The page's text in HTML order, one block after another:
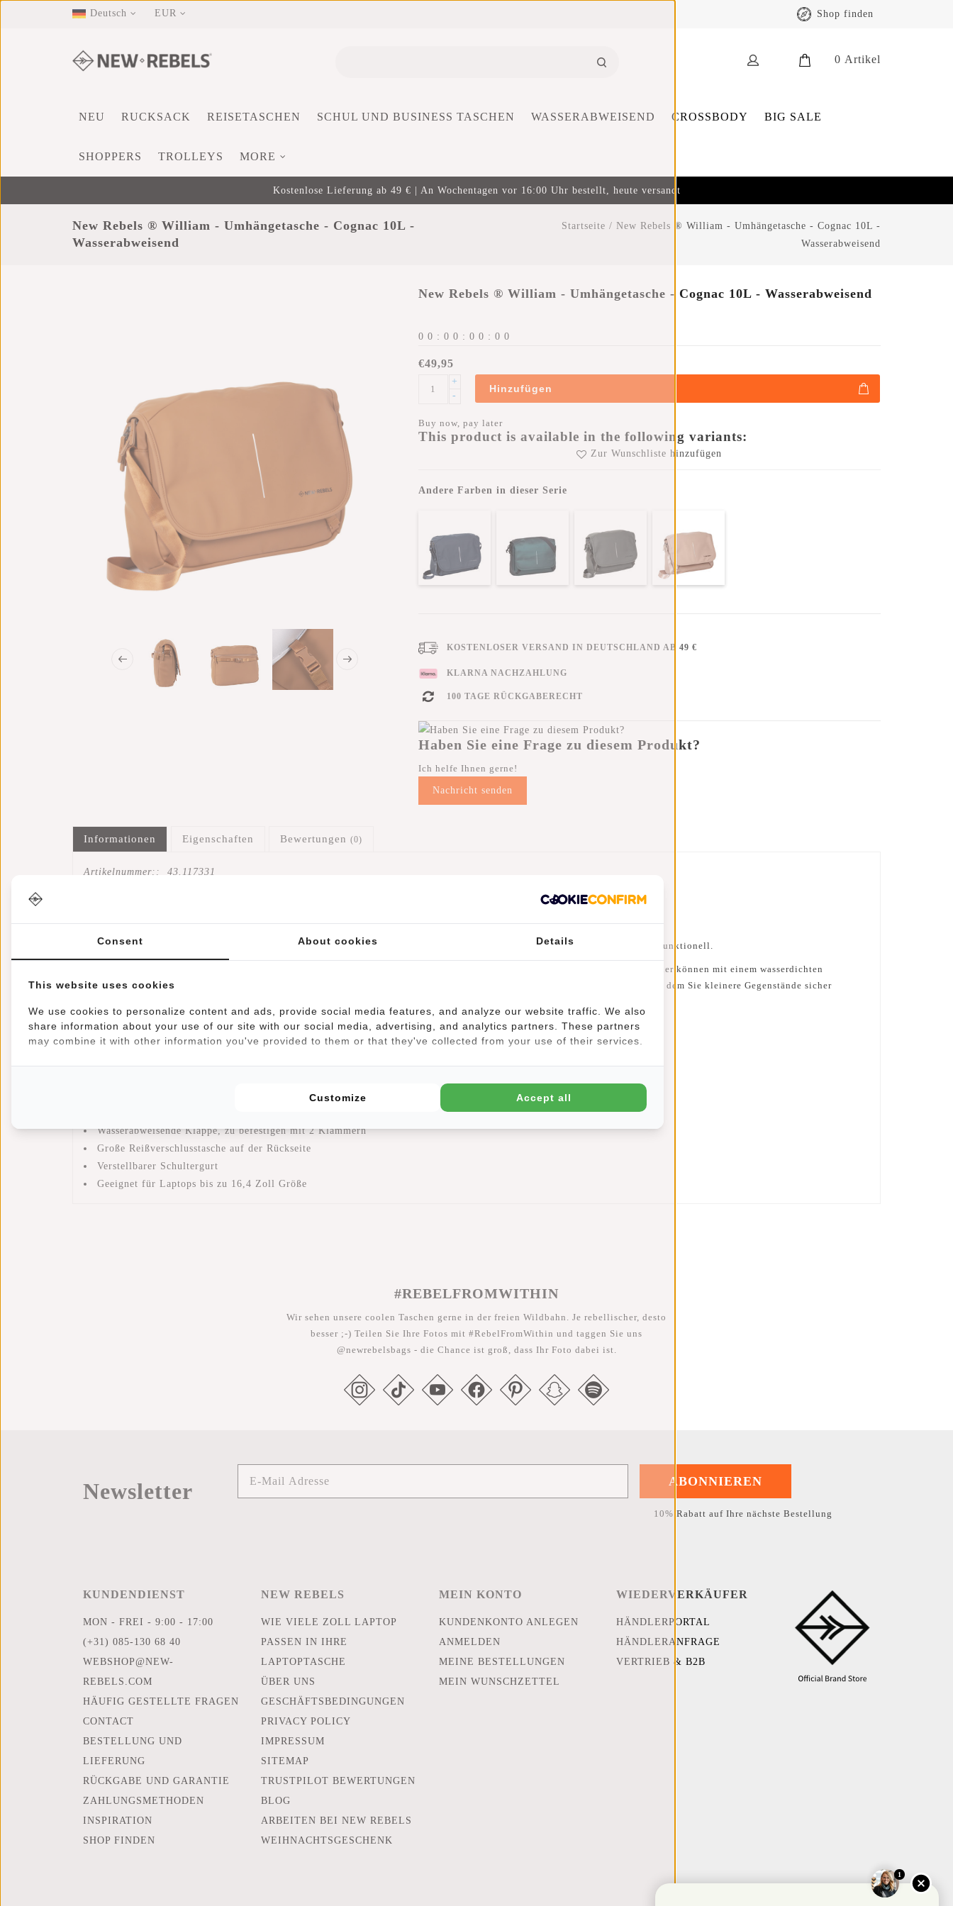
Deutsch EUR Shop finden
0 Artikel
NEU RUCKSACK REISETASCHEN SCHUL UND BUSINESS TASCHEN WASSERABWEISEND CROSSBODY BIG SALE
SHOPPERS TROLLEYS MORE
Kostenlose Lieferung ab 49 € | An Wochentagen vor 16:00 Uhr bestellt, heute versandt
New Rebels ® William - Umhängetasche - Cognac 10L -
Wasserabweisend
Startseite / New Rebels ® William - Umhängetasche - Cognac 10L -
Wasserabweisend
New Rebels ® William - Umhängetasche - Cognac 10L - Wasserabweisend
0 0 : 0 0 : 0 0 : 0 0
€49,95
+
-
Hinzufügen
Buy now, pay later
This product is available in the following variants:
Zur Wunschliste hinzufügen
Andere Farben in dieser Serie
KOSTENLOSER VERSAND IN DEUTSCHLAND AB 49 €
KLARNA NACHZAHLUNG
100 TAGE RÜCKGABERECHT
Haben Sie eine Frage zu diesem Produkt?
Ich helfe Ihnen gerne!
Nachricht senden
Informationen Eigenschaften Bewertungen (0)
Artikelnummer::
43.117331
Diese wasserabweisende New Rebels® William Schulter-/ Umhängetasche ist dank ihrer vielen bewahrungsmöglichkeiten super funktionell.
Die Tasche hat einen verstellbaren Schulterriemen, der lang genug ist, um die Tasche quer über den Körper zu tragen. Beide Fächer können mit einem wasserdichten
Reißverschluss und einer praktischen Klappe verschlossen werden. Im Hauptfach befinden sich 2 Taschen mit einem Stiftfach, in dem Sie kleinere Gegenstände sicher
Diese New Rebels® William Umhängetasche hat folgende Eigenschaften:
Hauptfach mit Reißverschluss und Klappe
Wasserabweisende Klappe, zu befestigen mit 2 Klammern
Große Reißverschlusstasche auf der Rückseite
Verstellbarer Schultergurt
Geeignet für Laptops bis zu 16,4 Zoll Größe
#REBELFROMWITHIN
Wir sehen unsere coolen Taschen gerne in der freien Wildbahn. Je rebellischer, desto
besser ;-) Teilen Sie Ihre Fotos mit #RebelFromWithin und taggen Sie uns
@newrebelsbags - die Chance ist groß, dass Ihr Foto dabei ist.
Newsletter ABONNIEREN
10% Rabatt auf Ihre nächste Bestellung
KUNDENDIENST
MON - FREI - 9:00 - 17:00
(+31) 085-130 68 40
WEBSHOP@NEW-
REBELS.COM
HÄUFIG GESTELLTE FRAGEN
CONTACT
BESTELLUNG UND
LIEFERUNG
RÜCKGABE UND GARANTIE
ZAHLUNGSMETHODEN
INSPIRATION
SHOP FINDEN
NEW REBELS
WIE VIELE ZOLL LAPTOP
PASSEN IN IHRE
LAPTOPTASCHE
ÜBER UNS
GESCHÄFTSBEDINGUNGEN
PRIVACY POLICY
IMPRESSUM
SITEMAP
TRUSTPILOT BEWERTUNGEN
BLOG
ARBEITEN BEI NEW REBELS
WEIHNACHTSGESCHENK
MEIN KONTO
KUNDENKONTO ANLEGEN
ANMELDEN
MEINE BESTELLUNGEN
MEIN WUNSCHZETTEL
WIEDERVERKÄUFER
HÄNDLERPORTAL
HÄNDLERANFRAGE
VERTRIEB & B2B
Consent About cookies Details
This website uses cookies
We use cookies to personalize content and ads, provide social media features, and analyze our website traffic. We also
share information about your use of our site with our social media, advertising, and analytics partners. These partners
may combine it with other information you've provided to them or that they've collected from your use of their services.
Customize Accept all
1